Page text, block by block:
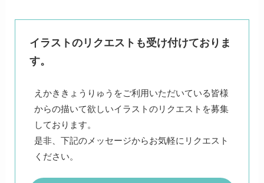
イラストのリクエストも受け付けておりま
す。
えかききょうりゅうをご利用いただいている皆様
からの描いて欲しいイラストのリクエストを募集
しております。
是非、下記のメッセージからお気軽にリクエスト
ください。